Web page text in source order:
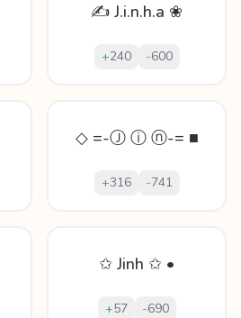
✍ J.i.n.h.a ❀
+240 -600
◇ =-Ⓙ ⓘ ⓝ-= ■
+316 -741
✩ Jinh ✩ •
+57 -690